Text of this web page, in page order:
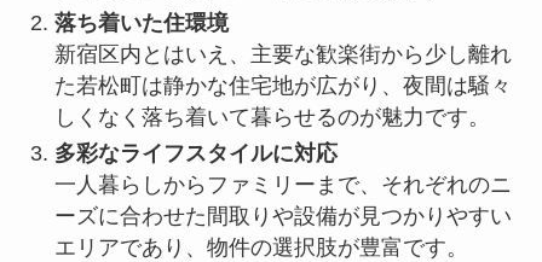
落ち着いた住環境
新宿区内とはいえ、主要な歓楽街から少し離れ
た若松町は静かな住宅地が広がり、夜間は騒々
しくなく落ち着いて暮らせるのが魅力です。
多彩なライフスタイルに対応
一人暮らしからファミリーまで、それぞれのニ
ーズに合わせた間取りや設備が見つかりやすい
エリアであり、物件の選択肢が豊富です。